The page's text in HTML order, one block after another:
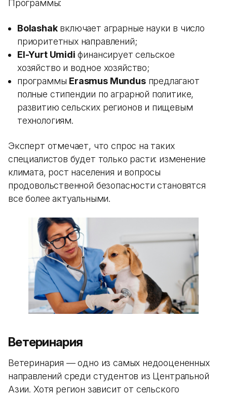
Программы:
Bolashakвключает аграрные науки в число
приоритетных направлений;
El-Yurt Umidi финансирует сельское
хозяйство и водное хозяйство;
программы Erasmus Mundusпредлагают
полные стипендии по аграрной политике,
развитию сельских регионов и пищевым
технологиям.
Эксперт отмечает, что спрос на таких
специалистов будет только расти: изменение
климата, рост населения и вопросы
продовольственной безопасности становятся
все более актуальными.
Ветеринария
Ветеринария — одно из самых недооцененных
направлений среди студентов из Центральной
Азии. Хотя регион зависит от сельского